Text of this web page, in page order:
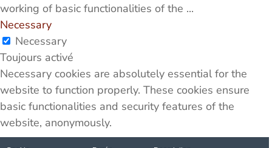
working of basic functionalities of the ...
Necessary
Necessary
Toujours activé
Necessary cookies are absolutely essential for the
website to function properly. These cookies ensure
basic functionalities and security features of the
website, anonymously.